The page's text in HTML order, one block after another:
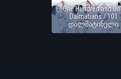
One Hundred and
Dalmatians / 101
დალმატინელი